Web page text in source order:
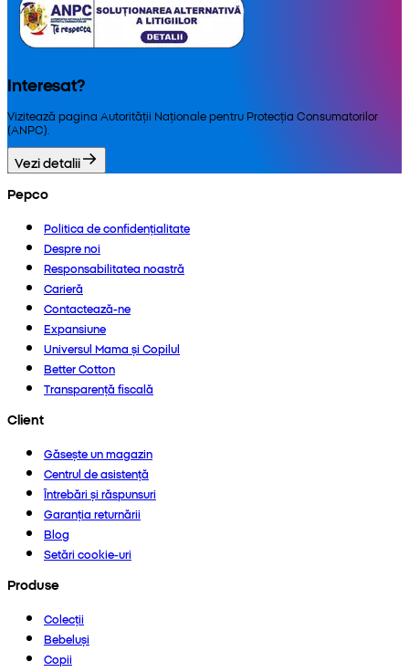
Interesat?
Vizitează pagina Autorității Naționale pentru Protecția Consumatorilor
(ANPC).
Vezi detalii
Pepco
Politica de confidențialitate
Despre noi
Responsabilitatea noastră
Carieră
Contactează-ne
Expansiune
Universul Mama și Copilul
Better Cotton
Transparență fiscală
Client
Găsește un magazin
Centrul de asistență
Întrebări și răspunsuri
Garanția returnării
Blog
Setări cookie-uri
Produse
Colecții
Bebeluși
Copii